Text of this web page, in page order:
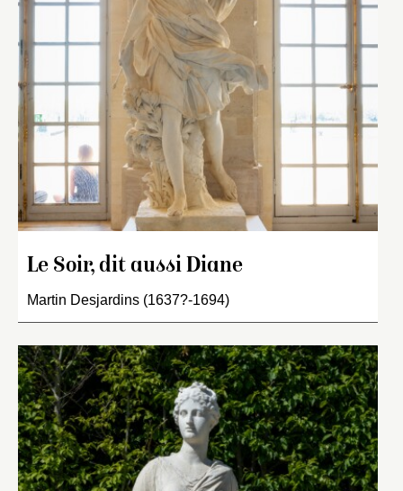
Le Soir, dit aussi Diane
Martin Desjardins (1637?-1694)